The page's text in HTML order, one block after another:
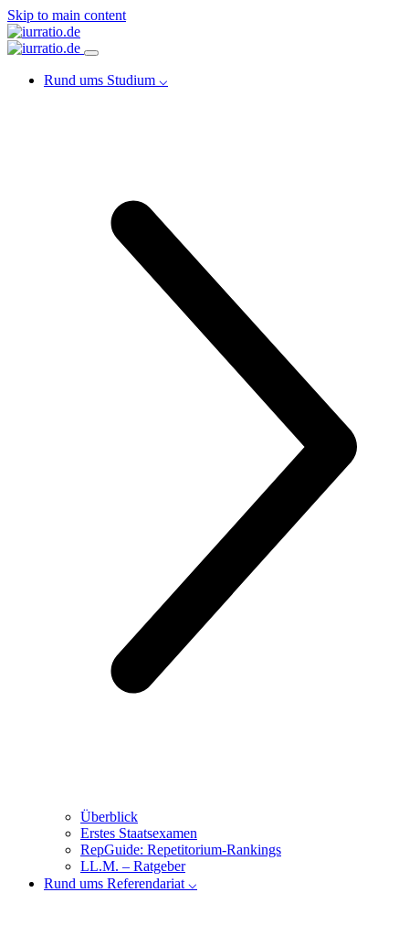
Skip to main content
Rund ums Studium ⌵
Überblick
Erstes Staatsexamen
RepGuide: Repetitorium-Rankings
LL.M. – Ratgeber
Rund ums Referendariat ⌵